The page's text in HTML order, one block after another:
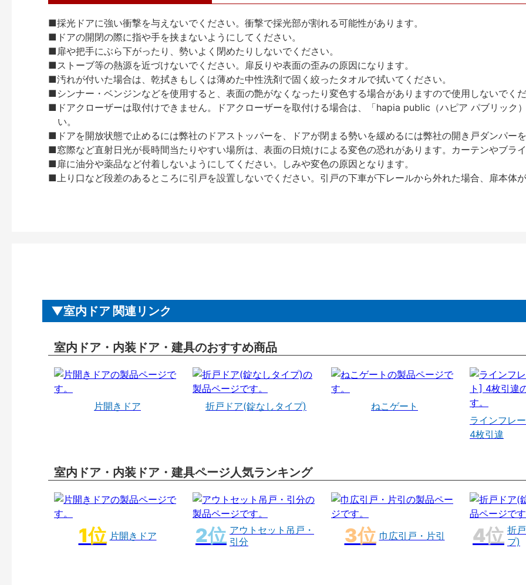
■採光ドアに強い衝撃を与えないでください。衝撃で採光部が割れる可能性があります。
■ドアの開閉の際に指や手を挟まないようにしてください。
■扉や把手にぶら下がったり、勢いよく閉めたりしないでください。
■ストーブ等の熱源を近づけないでください。扉反りや表面の歪みの原因になります。
■汚れが付いた場合は、乾拭きもしくは薄めた中性洗剤で固く絞ったタオルで拭いてください。
■シンナー・ベンジンなどを使用すると、表面の艶がなくなったり変色する場合がありますので使用しないでく
■ドアクローザーは取付けできません。ドアクローザーを取付ける場合は、「hapia public（ハピア パブリック
い。
■ドアを開放状態で止めるには弊社のドアストッパーを、ドアが閉まる勢いを緩めるには弊社の開き戸ダンパー
■窓際など直射日光が長時間当たりやすい場所は、表面の日焼けによる変色の恐れがあります。カーテンやブラ
■扉に油分や薬品など付着しないようにしてください。しみや変色の原因となります。
■上り口など段差のあるところに引戸を設置しないでください。引戸の下車が下レールから外れた場合、扉本体
室内ドア 関連リンク
室内ドア・内装ドア・建具のおすすめ商品
片開きドア 折戸ドア(錠なしタイプ)
ねこゲート
ラインフレ
4枚引違
室内ドア・内装ドア・建具ページ人気ランキング
片開きドア
アウトセット吊戸・
引分
巾広引戸・片引
折
プ)